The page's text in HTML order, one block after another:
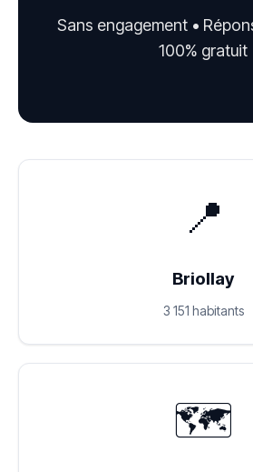
Sans engagement •
100% gratuit
📍
Briollay
3 151 habitants
🗺️